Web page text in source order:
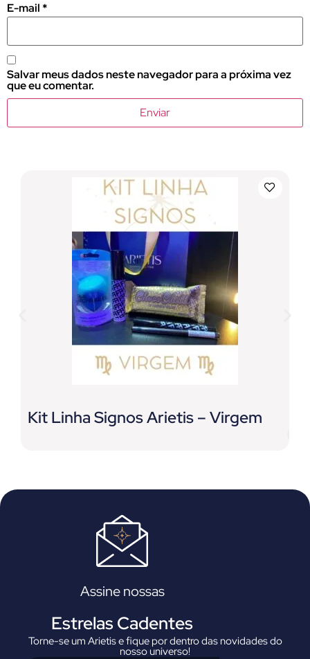
E-mail *
Salvar meus dados neste navegador para a próxima vez
que eu comentar.
Kit Linha Signos Arietis – Virgem
Assine nossas
Estrelas Cadentes
Torne-se um Arietis e fique por dentro das novidades do
nosso universo!